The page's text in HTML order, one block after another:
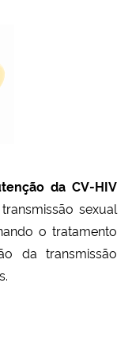
da CV-HIV
sexual
o tratamento
da transmissão